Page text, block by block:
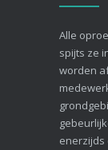
Alle
spijts ze
worden
enerzijds